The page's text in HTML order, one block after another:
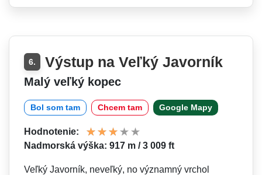
6. Výstup na Veľký Javorník
Malý veľký kopec
Bol som tam Chcem tam Google Mapy
Hodnotenie:
Nadmorská výška: 917 m / 3 009 ft
Veľký Javorník, neveľký, no významný vrchol